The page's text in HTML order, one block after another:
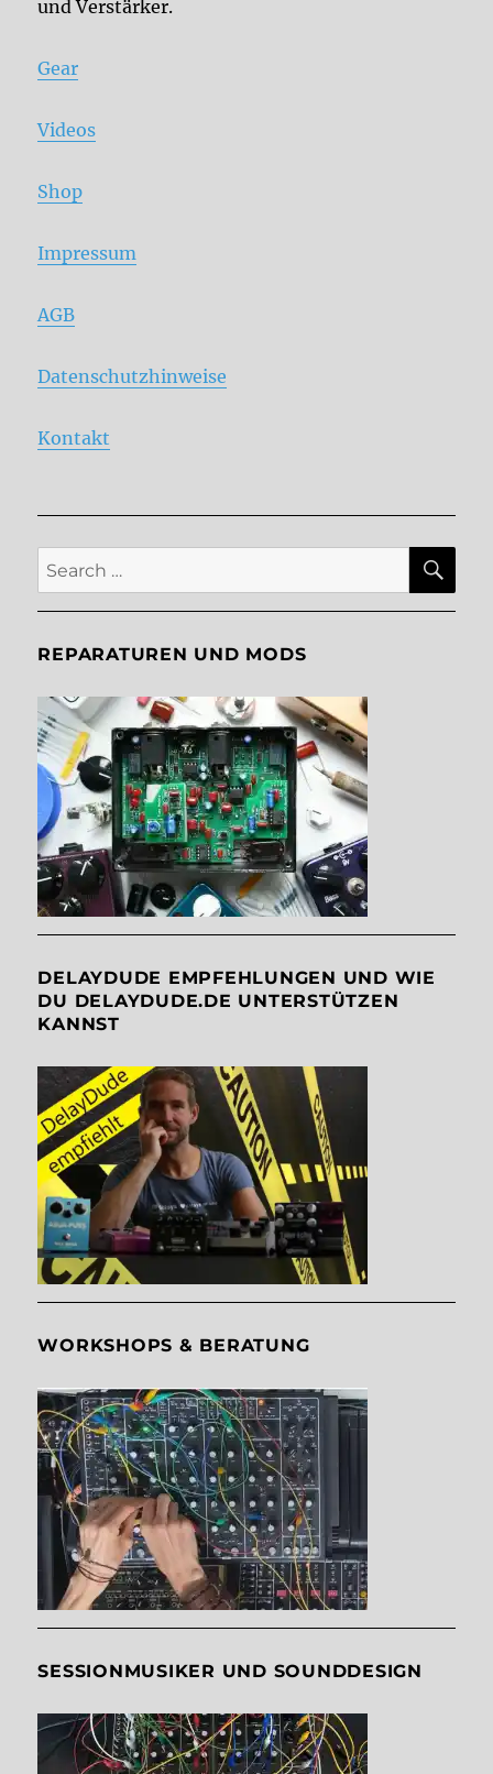
und Verstärker.
Gear
Videos
Shop
Impressum
AGB
Datenschutzhinweise
Kontakt
Search
for:
REPARATUREN UND MODS
DELAYDUDE EMPFEHLUNGEN UND WIE
DU DELAYDUDE.DE UNTERSTÜTZEN
KANNST
WORKSHOPS & BERATUNG
SESSIONMUSIKER UND SOUNDDESIGN